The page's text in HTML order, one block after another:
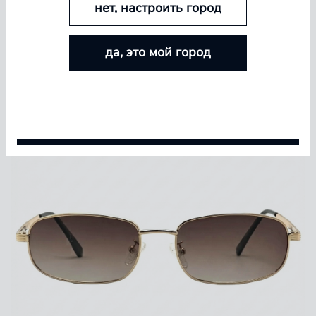
БОЛЬШЕ ЛИНЗ — БОЛЬШЕ СКИДКА
Покупайте контактные линзы Airway и увеличивайте
размер скидки — от 5% до 15%
нет, настроить город
да, это мой город